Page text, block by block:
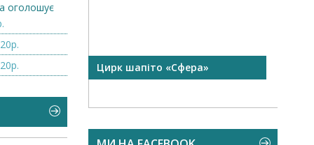
оголошує
Цирк шапіто «Сфера»